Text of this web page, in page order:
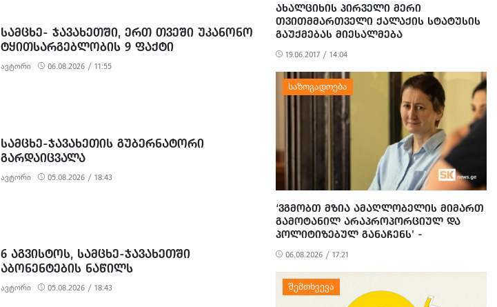
ᲡᲐᲛᲪᲮᲔ- ᲯᲐᲕᲐᲮᲔᲗᲨᲘ, ᲔᲠᲗ ᲗᲕᲔᲨᲘ ᲣᲙᲐᲜᲝᲜᲝ
ᲢᲧᲘᲗᲡᲐᲠᲒᲔᲑᲚᲝᲑᲘᲡ 9 ᲤᲐᲥᲢᲘ
ᲒᲐᲛᲝᲕᲚᲘᲜᲓᲐ
ავტორი 06.08.2026 / 11:55
ᲡᲐᲛᲪᲮᲔ-ᲯᲐᲕᲐᲮᲔᲗᲘᲡ ᲒᲣᲑᲔᲠᲜᲐᲢᲝᲠᲘ
ᲒᲐᲠᲓᲐᲘᲪᲕᲐᲚᲐ
ავტორი 05.08.2026 / 18:43
6 ᲐᲒᲕᲘᲡᲢᲝᲡ, ᲡᲐᲛᲪᲮᲔ-ᲯᲐᲕᲐᲮᲔᲗᲨᲘ
ᲐᲑᲝᲜᲔᲜᲢᲔᲑᲘᲡ ᲜᲐᲬᲘᲚᲡ
ᲔᲚᲔᲥᲢᲠᲝᲔᲜᲔᲠᲒᲘᲘᲡ ᲛᲘᲬᲝᲓᲔᲑᲐ
ᲨᲔᲔᲖᲦᲣᲓᲔᲑᲐ
ავტორი 05.08.2026 / 18:43
ᲐᲮᲐᲚᲪᲘᲮᲘᲡ ᲞᲘᲠᲕᲔᲚᲘ ᲛᲔᲠᲘ
ᲗᲕᲘᲗᲛᲛᲐᲠᲗᲕᲔᲚᲘ ᲥᲐᲚᲐᲥᲘᲡ ᲡᲢᲐᲢᲣᲡᲘᲡ
ᲒᲐᲣᲥᲛᲔᲑᲐᲡ ᲛᲘᲔᲡᲐᲚᲛᲔᲑᲐ
19.06.2017 / 14:04
‘ᲕᲒᲛᲝᲑᲗ ᲛᲖᲘᲐ ᲐᲛᲐᲦᲚᲝᲑᲔᲚᲘᲡ ᲛᲘᲛᲐᲠᲗ
ᲒᲐᲛᲝᲢᲐᲜᲘᲚ ᲐᲠᲐᲞᲠᲝᲞᲝᲠᲪᲘᲣᲚ ᲓᲐ
ᲞᲝᲚᲘᲢᲘᲖᲔᲑᲣᲚ ᲒᲐᲜᲐᲩᲔᲜᲡ’ -
ᲔᲕᲠᲝᲙᲐᲕᲨᲘᲠᲘᲡ ᲡᲐᲔᲚᲩᲝ
06.08.2026 / 17:21